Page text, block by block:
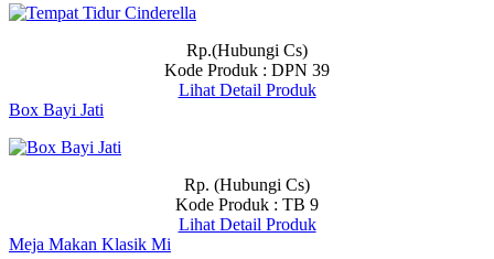
Rp.(Hubungi Cs)
Kode Produk : DPN 39
Lihat Detail Produk
Box Bayi Jati
Rp. (Hubungi Cs)
Kode Produk : TB 9
Lihat Detail Produk
Meja Makan Klasik Mi